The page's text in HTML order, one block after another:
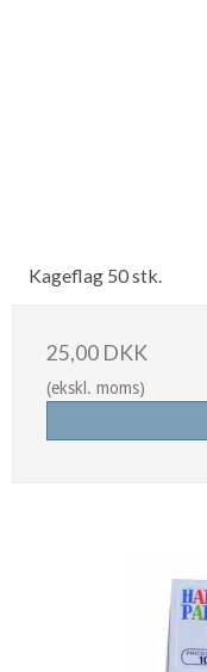
Kageflag 50 stk.
25,00 DKK
(ekskl. moms)